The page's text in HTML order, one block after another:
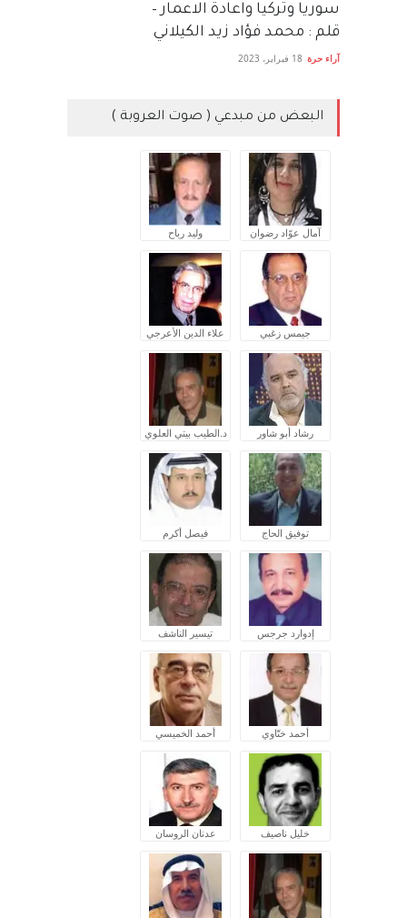
سوريا وتركيا واعادة الاعمار –
قلم : محمد فؤاد زيد الكيلاني
آراء حرة 18 فبراير، 2023
البعض من مبدعي ( صوت العروبة )
آمال عوّاد رضوان وليد رباح
جيمس زغبي علاء الدين الأعرجي
رشاد أبو شاور د.الطيب بيتي العلوي
توفيق الحاج فيصل أكرم
إدوارد جرجس تيسير الناشف
أحمد ختّاوي أحمد الخميسي
خليل ناصيف عدنان الروسان